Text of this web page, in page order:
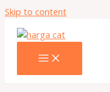
Skip to content